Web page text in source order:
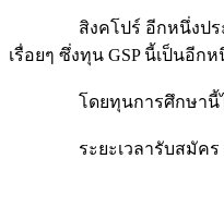
สิงคโปร์ อีกหนึ่งประเทศ
เรื่อยๆ ซึ่งทุน GSP นี้เป็นอี
โดยทุนการศึกษานี้ได้รวม
ระยะเวลารับสมัคร : ทุน